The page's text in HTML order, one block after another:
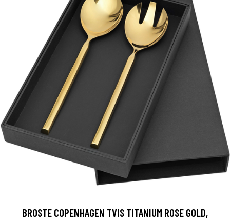
BROSTE COPENHAGEN TVIS TITANIUM ROSE GOLD,